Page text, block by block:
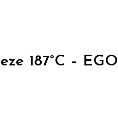
187°C – EGO